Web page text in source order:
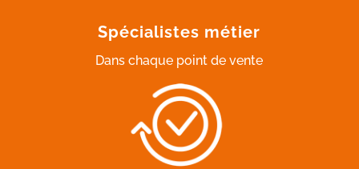
Spécialistes métier
Dans chaque point de vente